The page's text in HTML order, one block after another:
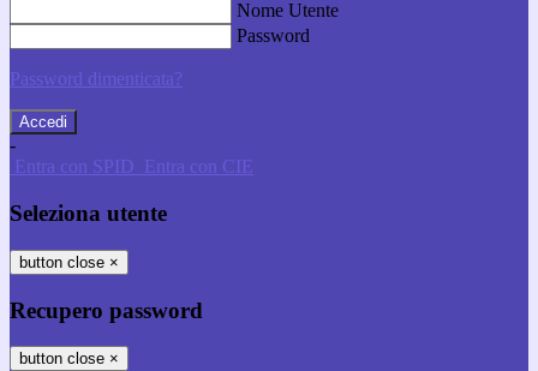
Nome Utente
Password
Password dimenticata?
-
Entra con SPID Entra con CIE
Seleziona utente
button close ×
Recupero password
button close ×